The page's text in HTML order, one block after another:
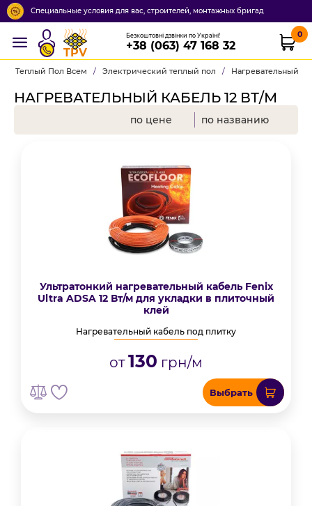
Специальные условия для вас, строителей, монтажных бригад
TPV
Безкоштовні дзвінки по Україні!
+38 (063) 47 168 32
0
Теплый Пол Всем / Электрический теплый пол / Нагревательный
НАГРЕВАТЕЛЬНЫЙ КАБЕЛЬ 12 ВТ/М
по цене по названию
Ультратонкий нагревательный кабель Fenix
Ultra ADSA 12 Вт/м для укладки в плиточный
клей
Нагревательный кабель под плитку
от130 грн/м
Выбрать